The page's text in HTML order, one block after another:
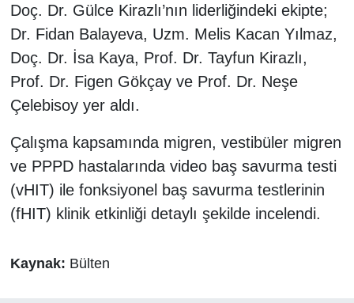
Doç. Dr. Gülce Kirazlı’nın liderliğindeki ekipte;
Dr. Fidan Balayeva, Uzm. Melis Kacan Yılmaz,
Doç. Dr. İsa Kaya, Prof. Dr. Tayfun Kirazlı,
Prof. Dr. Figen Gökçay ve Prof. Dr. Neşe
Çelebisoy yer aldı.
Çalışma kapsamında migren, vestibüler migren
ve PPPD hastalarında video baş savurma testi
(vHIT) ile fonksiyonel baş savurma testlerinin
(fHIT) klinik etkinliği detaylı şekilde incelendi.
Kaynak: Bülten